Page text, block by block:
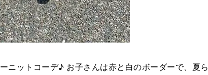
ニットコーデ♪ お子さんは赤と白のボーダーで、夏ら